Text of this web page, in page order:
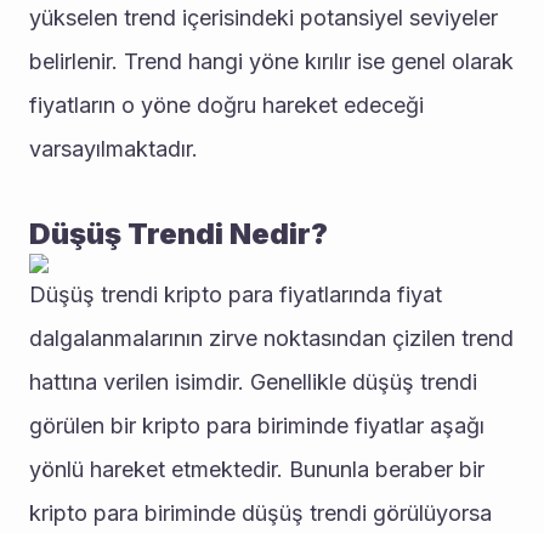
yükselen trend içerisindeki potansiyel seviyeler
belirlenir. Trend hangi yöne kırılır ise genel olarak
fiyatların o yöne doğru hareket edeceği
varsayılmaktadır.
Düşüş Trendi Nedir?
Düşüş trendi kripto para fiyatlarında fiyat
dalgalanmalarının zirve noktasından çizilen trend
hattına verilen isimdir. Genellikle düşüş trendi
görülen bir kripto para biriminde fiyatlar aşağı
yönlü hareket etmektedir. Bununla beraber bir
kripto para biriminde düşüş trendi görülüyorsa